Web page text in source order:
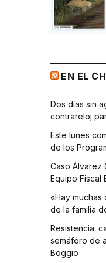
EN EL
Dos días sin
contrareloj
Este lunes
de los
Caso Álvarez
Equipo Fiscal
«Hay muchas
de la familia
Resistencia:
semáforo de
Boggio